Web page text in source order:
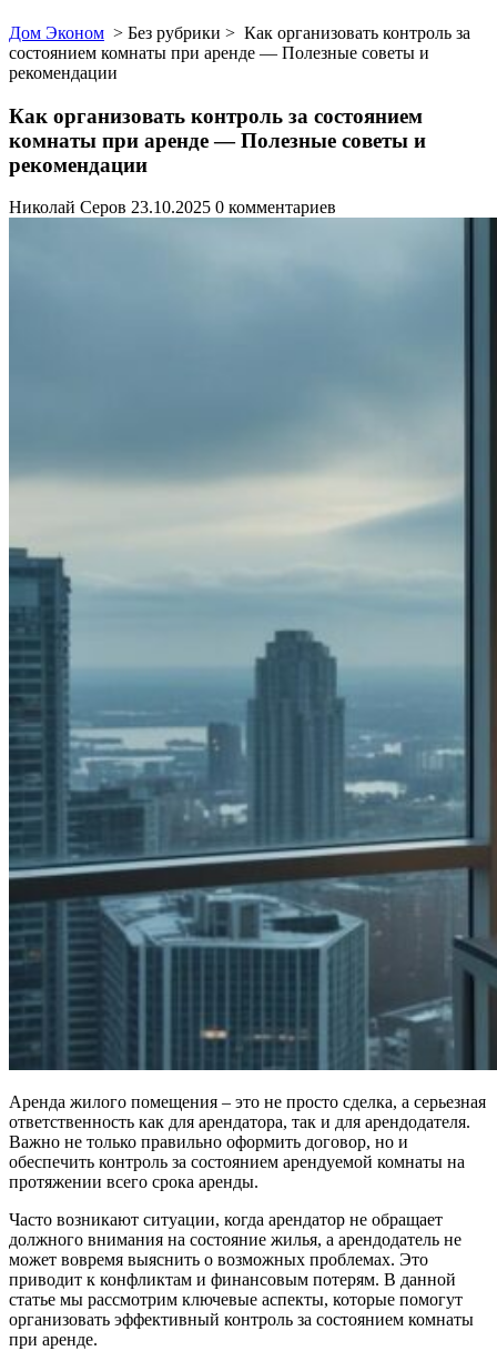
Дом Эконом > Без рубрики > Как организовать контроль за
состоянием комнаты при аренде — Полезные советы и
рекомендации
Как организовать контроль за состоянием
комнаты при аренде — Полезные советы и
рекомендации
Николай Серов 23.10.2025 0 комментариев
Аренда жилого помещения – это не просто сделка, а серьезная
ответственность как для арендатора, так и для арендодателя.
Важно не только правильно оформить договор, но и
обеспечить контроль за состоянием арендуемой комнаты на
протяжении всего срока аренды.
Часто возникают ситуации, когда арендатор не обращает
должного внимания на состояние жилья, а арендодатель не
может вовремя выяснить о возможных проблемах. Это
приводит к конфликтам и финансовым потерям. В данной
статье мы рассмотрим ключевые аспекты, которые помогут
организовать эффективный контроль за состоянием комнаты
при аренде.